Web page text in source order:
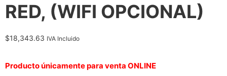
RED, (WIFI OPCIONAL)
$18,343.63 IVA Incluido
Producto únicamente para venta ONLINE